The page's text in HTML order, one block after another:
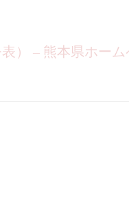
） – 熊本県ホーム